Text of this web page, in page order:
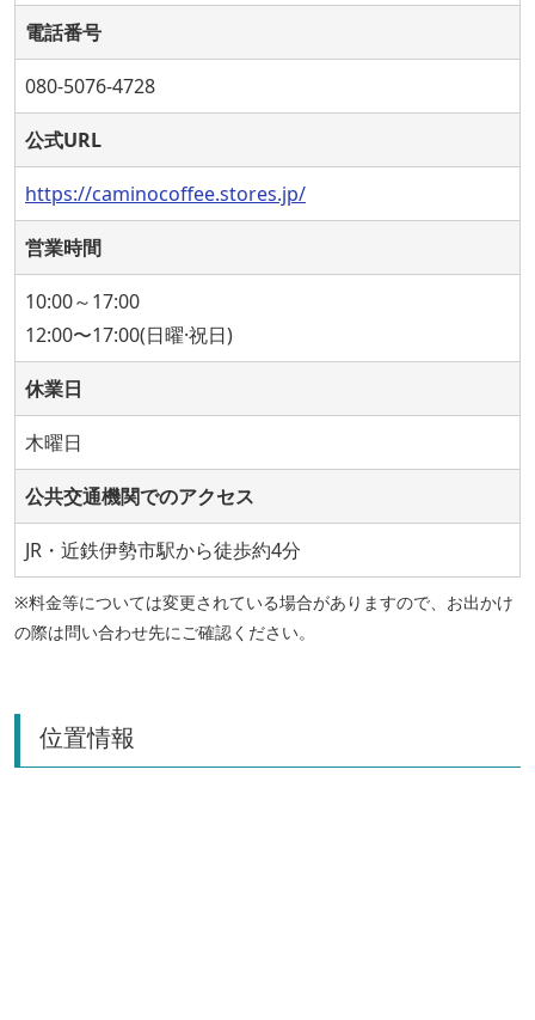
電話番号
080-5076-4728
公式URL
https://caminocoffee.stores.jp/
営業時間
10:00～17:00
12:00〜17:00(日曜·祝日)
休業日
木曜日
公共交通機関でのアクセス
JR・近鉄伊勢市駅から徒歩約4分
※料金等については変更されている場合がありますので、お出かけ
の際は問い合わせ先にご確認ください。
位置情報